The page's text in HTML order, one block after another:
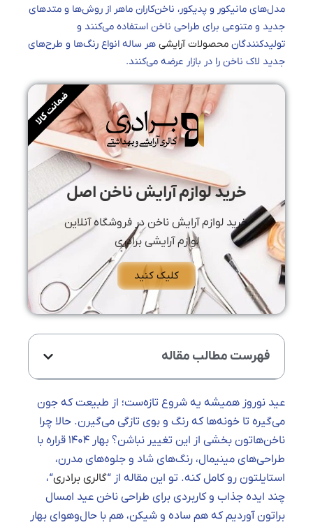
مدل‌های مانیکور و پدیکور، ناخن‌کاران ماهر از روش‌ها و متدهای
جدید و متنوعی برای طراحی ناخن‌ استفاده می‌کنند و
تولید‌کنندگان محصولات آرایشی هر ساله انواع رنگ‌ها و طرح‌های
جدید لاک ناخن را در بازار عرضه می‌کنند.
خرید لوازم آرایش ناخن اصل
خرید لوازم آرایش ناخن در فروشگاه آنلاین
لوازم آرایشی برادری
کلیک کنید
ضمانت کالا
فهرست مطالب مقاله
عید نوروز همیشه یه شروع تازه‌ست؛ از طبیعت که جون
می‌گیره تا خونه‌ها که رنگ و بوی تازگی می‌گیرن. حالا چرا
ناخن‌هاتون بخشی از این تغییر نباشن؟ بهار ۱۴۰۴ قراره با
طراحی‌های مینیمال، رنگ‌های شاد و جلوه‌های مدرن،
استایلتون رو کامل کنه. تو این مقاله از “گالری برادری“،
چند ایده جذاب و کاربردی برای طراحی ناخن عید امسال
براتون آوردیم که هم ساده و شیکن، هم با حال‌وهوای بهار